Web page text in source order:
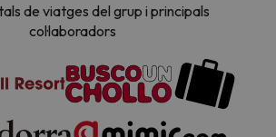
de viatges del grup i principals
col·laboradors